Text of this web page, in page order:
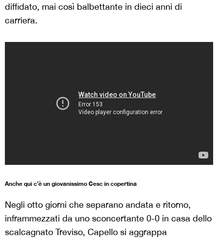
diffidato, mai così balbettante in dieci anni di
carriera.
Anche qui c’è un giovanissimo Cesc in copertina
Negli otto giorni che separano andata e ritorno,
inframmezzati da uno sconcertante 0-0 in casa dello
scalcagnato Treviso, Capello si aggrappa